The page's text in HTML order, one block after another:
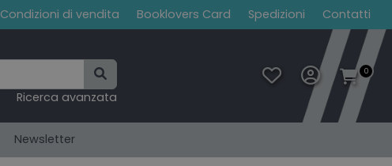
Condizioni di vendita Booklovers Card Spedizioni Contatti
Ricerca avanzata
0
Newsletter